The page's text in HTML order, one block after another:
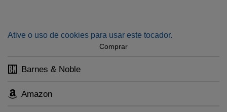
Ative o uso de cookies para usar este tocador.
Comprar
Barnes & Noble
Amazon